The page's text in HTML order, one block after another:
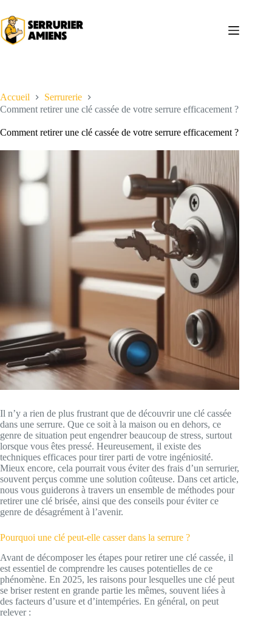
au
contenu
Accueil
Serrurerie
Comment retirer une clé cassée de votre serrure efficacement ?
Comment retirer une clé cassée de votre serrure efficacement ?
Il n’y a rien de plus frustrant que de découvrir une clé cassée
dans une serrure. Que ce soit à la maison ou en dehors, ce
genre de situation peut engendrer beaucoup de stress, surtout
lorsque vous êtes pressé. Heureusement, il existe des
techniques efficaces pour tirer parti de votre ingéniosité.
Mieux encore, cela pourrait vous éviter des frais d’un serrurier,
souvent perçus comme une solution coûteuse. Dans cet article,
nous vous guiderons à travers un ensemble de méthodes pour
retirer une clé brisée, ainsi que des conseils pour éviter ce
genre de désagrément à l’avenir.
Pourquoi une clé peut-elle casser dans la serrure ?
Avant de décomposer les étapes pour retirer une clé cassée, il
est essentiel de comprendre les causes potentielles de ce
phénomène. En 2025, les raisons pour lesquelles une clé peut
se briser restent en grande partie les mêmes, souvent liées à
des facteurs d’usure et d’intempéries. En général, on peut
relever :